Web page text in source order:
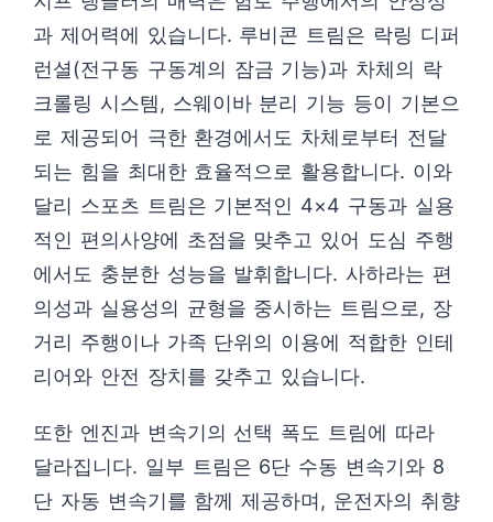
과 제어력에 있습니다. 루비콘 트림은 락링 디퍼
런셜(전구동 구동계의 잠금 기능)과 차체의 락
크롤링 시스템, 스웨이바 분리 기능 등이 기본으
로 제공되어 극한 환경에서도 차체로부터 전달
되는 힘을 최대한 효율적으로 활용합니다. 이와
달리 스포츠 트림은 기본적인 4×4 구동과 실용
적인 편의사양에 초점을 맞추고 있어 도심 주행
에서도 충분한 성능을 발휘합니다. 사하라는 편
의성과 실용성의 균형을 중시하는 트림으로, 장
거리 주행이나 가족 단위의 이용에 적합한 인테
리어와 안전 장치를 갖추고 있습니다.
또한 엔진과 변속기의 선택 폭도 트림에 따라
달라집니다. 일부 트림은 6단 수동 변속기와 8
단 자동 변속기를 함께 제공하며, 운전자의 취향